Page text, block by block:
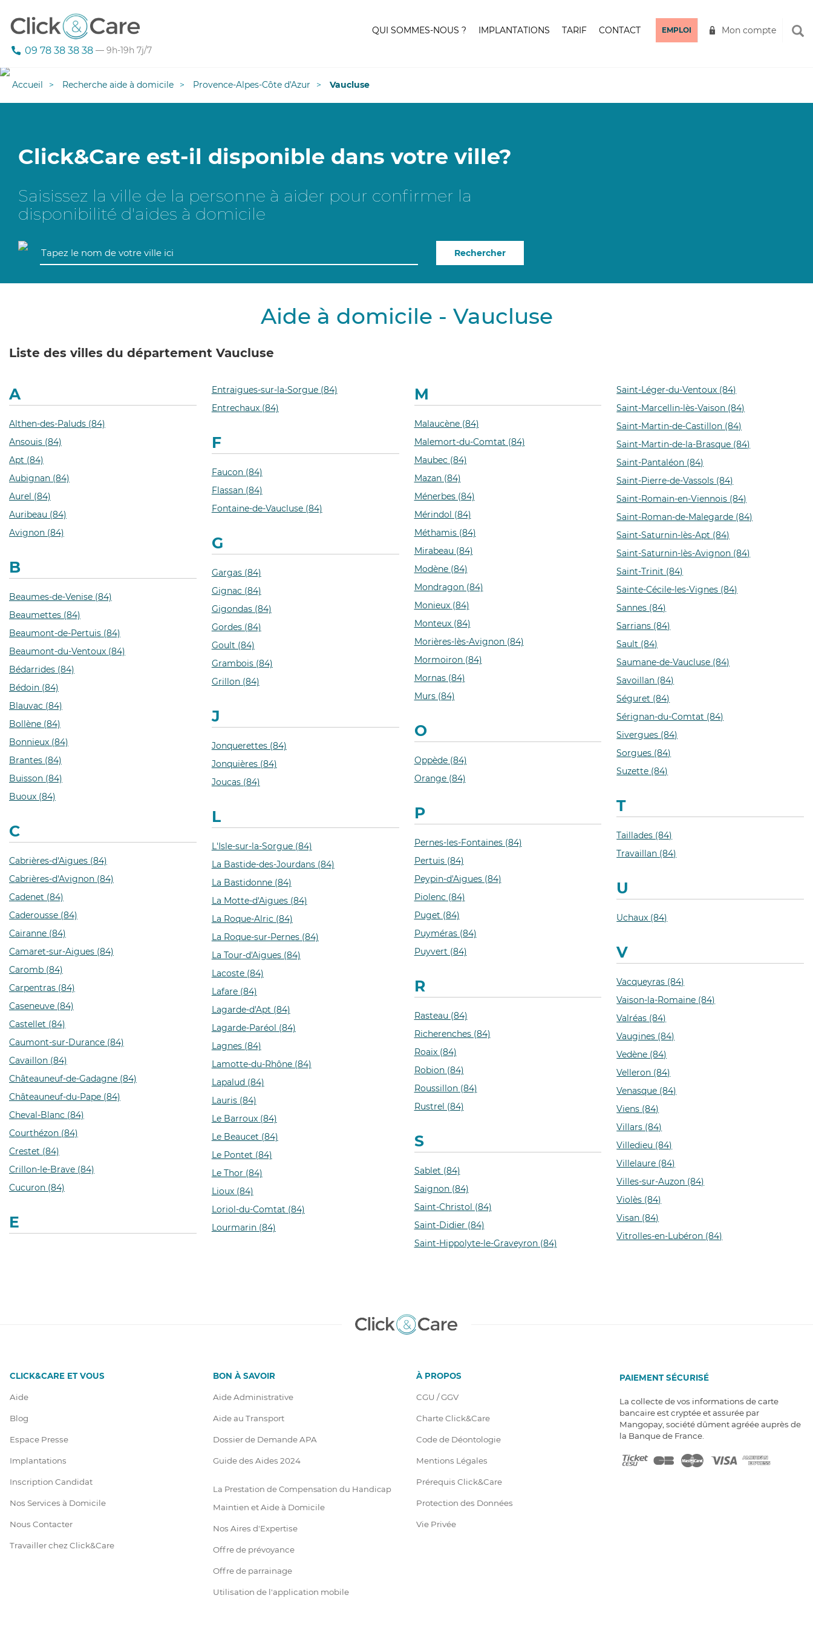
09 78 38 38 38 — 9h-19h 7j/7
QUI SOMMES-NOUS ? IMPLANTATIONS TARIF CONTACT EMPLOI Mon compte
Accueil Recherche aide à domicile Provence-Alpes-Côte d'Azur Vaucluse
Click&Care est-il disponible dans votre ville?
Saisissez la ville de la personne à aider pour confirmer la
disponibilité d'aides à domicile
Rechercher
Aide à domicile - Vaucluse
Liste des villes du département Vaucluse
A
Althen-des-Paluds (84)
Ansouis (84)
Apt (84)
Aubignan (84)
Aurel (84)
Auribeau (84)
Avignon (84)
B
Beaumes-de-Venise (84)
Beaumettes (84)
Beaumont-de-Pertuis (84)
Beaumont-du-Ventoux (84)
Bédarrides (84)
Bédoin (84)
Blauvac (84)
Bollène (84)
Bonnieux (84)
Brantes (84)
Buisson (84)
Buoux (84)
C
Cabrières-d'Aigues (84)
Cabrières-d'Avignon (84)
Cadenet (84)
Caderousse (84)
Cairanne (84)
Camaret-sur-Aigues (84)
Caromb (84)
Carpentras (84)
Caseneuve (84)
Castellet (84)
Caumont-sur-Durance (84)
Cavaillon (84)
Châteauneuf-de-Gadagne (84)
Châteauneuf-du-Pape (84)
Cheval-Blanc (84)
Courthézon (84)
Crestet (84)
Crillon-le-Brave (84)
Cucuron (84)
E
Entraigues-sur-la-Sorgue (84)
Entrechaux (84)
F
Faucon (84)
Flassan (84)
Fontaine-de-Vaucluse (84)
G
Gargas (84)
Gignac (84)
Gigondas (84)
Gordes (84)
Goult (84)
Grambois (84)
Grillon (84)
J
Jonquerettes (84)
Jonquières (84)
Joucas (84)
L
L'Isle-sur-la-Sorgue (84)
La Bastide-des-Jourdans (84)
La Bastidonne (84)
La Motte-d'Aigues (84)
La Roque-Alric (84)
La Roque-sur-Pernes (84)
La Tour-d'Aigues (84)
Lacoste (84)
Lafare (84)
Lagarde-d'Apt (84)
Lagarde-Paréol (84)
Lagnes (84)
Lamotte-du-Rhône (84)
Lapalud (84)
Lauris (84)
Le Barroux (84)
Le Beaucet (84)
Le Pontet (84)
Le Thor (84)
Lioux (84)
Loriol-du-Comtat (84)
Lourmarin (84)
M
Malaucène (84)
Malemort-du-Comtat (84)
Maubec (84)
Mazan (84)
Ménerbes (84)
Mérindol (84)
Méthamis (84)
Mirabeau (84)
Modène (84)
Mondragon (84)
Monieux (84)
Monteux (84)
Morières-lès-Avignon (84)
Mormoiron (84)
Mornas (84)
Murs (84)
O
Oppède (84)
Orange (84)
P
Pernes-les-Fontaines (84)
Pertuis (84)
Peypin-d'Aigues (84)
Piolenc (84)
Puget (84)
Puyméras (84)
Puyvert (84)
R
Rasteau (84)
Richerenches (84)
Roaix (84)
Robion (84)
Roussillon (84)
Rustrel (84)
S
Sablet (84)
Saignon (84)
Saint-Christol (84)
Saint-Didier (84)
Saint-Hippolyte-le-Graveyron (84)
Saint-Léger-du-Ventoux (84)
Saint-Marcellin-lès-Vaison (84)
Saint-Martin-de-Castillon (84)
Saint-Martin-de-la-Brasque (84)
Saint-Pantaléon (84)
Saint-Pierre-de-Vassols (84)
Saint-Romain-en-Viennois (84)
Saint-Roman-de-Malegarde (84)
Saint-Saturnin-lès-Apt (84)
Saint-Saturnin-lès-Avignon (84)
Saint-Trinit (84)
Sainte-Cécile-les-Vignes (84)
Sannes (84)
Sarrians (84)
Sault (84)
Saumane-de-Vaucluse (84)
Savoillan (84)
Séguret (84)
Sérignan-du-Comtat (84)
Sivergues (84)
Sorgues (84)
Suzette (84)
T
Taillades (84)
Travaillan (84)
U
Uchaux (84)
V
Vacqueyras (84)
Vaison-la-Romaine (84)
Valréas (84)
Vaugines (84)
Vedène (84)
Velleron (84)
Venasque (84)
Viens (84)
Villars (84)
Villedieu (84)
Villelaure (84)
Villes-sur-Auzon (84)
Violès (84)
Visan (84)
Vitrolles-en-Lubéron (84)
CLICK&CARE ET VOUS
Aide
Blog
Espace Presse
Implantations
Inscription Candidat
Nos Services à Domicile
Nous Contacter
Travailler chez Click&Care
BON À SAVOIR
Aide Administrative
Aide au Transport
Dossier de Demande APA
Guide des Aides 2024
La Prestation de Compensation du Handicap
Maintien et Aide à Domicile
Nos Aires d'Expertise
Offre de prévoyance
Offre de parrainage
Utilisation de l'application mobile
À PROPOS
CGU / GGV
Charte Click&Care
Code de Déontologie
Mentions Légales
Prérequis Click&Care
Protection des Données
Vie Privée
PAIEMENT SÉCURISÉ
La collecte de vos informations de carte
bancaire est cryptée et assurée par
Mangopay, société dûment agréée auprès de
la Banque de France.